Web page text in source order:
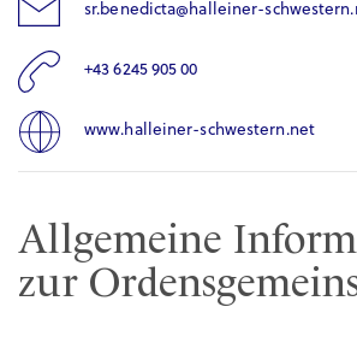
sr.benedicta@halleiner-
+43 6245 905 00
www.halleiner-schwestern.net
Allgemeine
zur